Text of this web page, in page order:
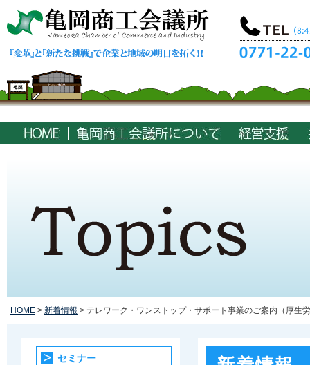
HOME > 新着情報 > テレワーク・ワンストップ・サポート事業のご案内（厚生
セミナー